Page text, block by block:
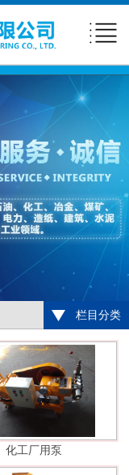
栏目分类
化工厂用泵